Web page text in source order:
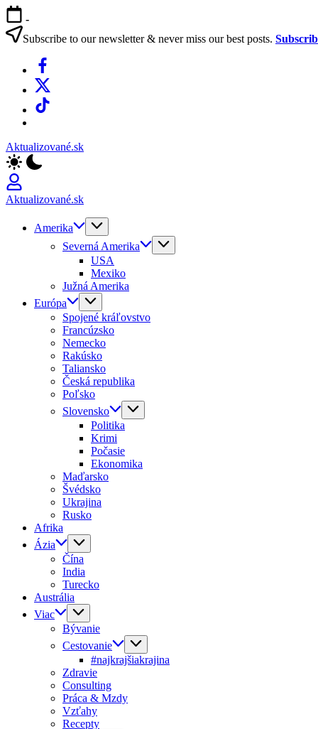
Skip
to
content
-
Subscribe to our newsletter & never miss our best posts.
Facebook
X
TikTok
Aktualizované.sk
Aktualizované.sk
Amerika
Severná Amerika
USA
Mexiko
Južná Amerika
Európa
Spojené kráľovstvo
Francúzsko
Nemecko
Rakúsko
Taliansko
Česká republika
Poľsko
Slovensko
Politika
Krimi
Počasie
Ekonomika
Maďarsko
Švédsko
Ukrajina
Rusko
Afrika
Ázia
Čína
India
Turecko
Austrália
Viac
Bývanie
Cestovanie
#najkrajšiakrajina
Zdravie
Consulting
Práca & Mzdy
Vzťahy
Recepty